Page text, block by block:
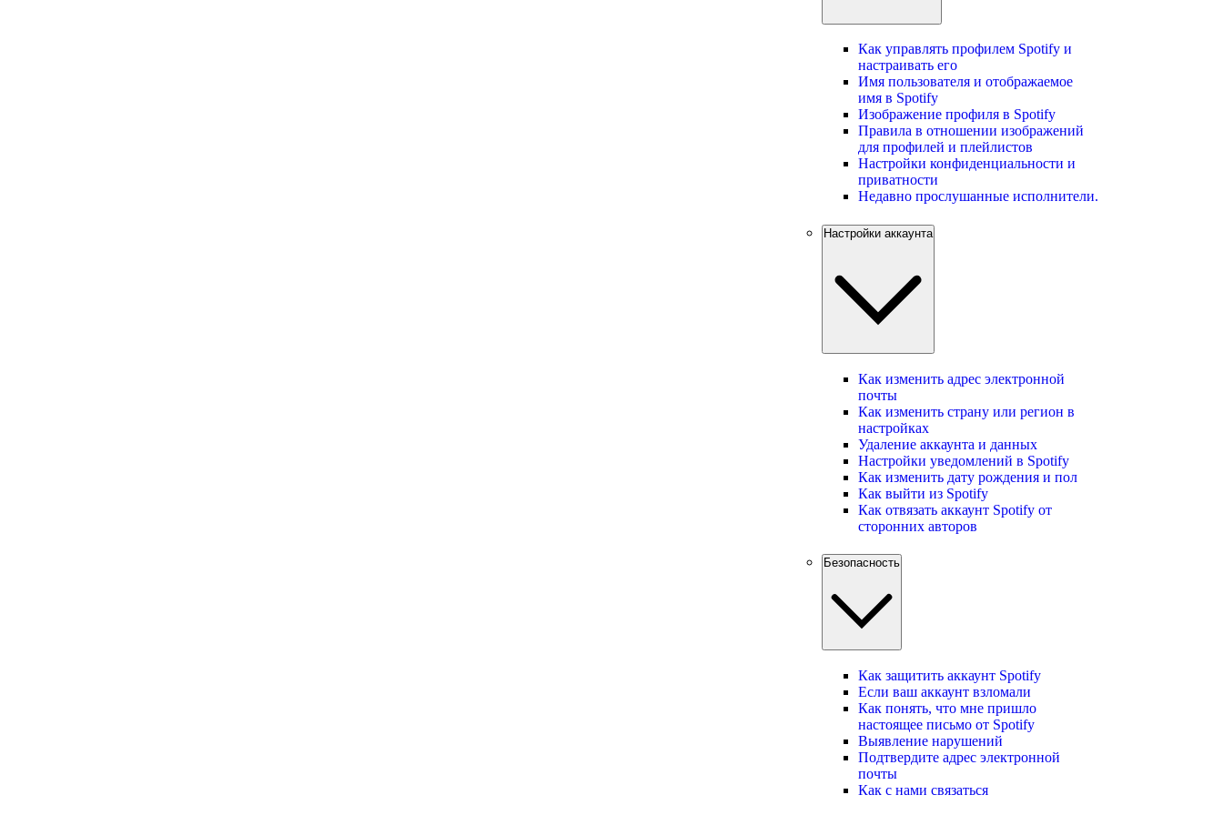
Как управлять профилем Spotify и
настраивать его
Имя пользователя и отображаемое
имя в Spotify
Изображение профиля в Spotify
Правила в отношении изображений
для профилей и плейлистов
Настройки конфиденциальности и
приватности
Недавно прослушанные исполнители.
Настройки аккаунта
Как изменить адрес электронной
почты
Как изменить страну или регион в
настройках
Удаление аккаунта и данных
Настройки уведомлений в Spotify
Как изменить дату рождения и пол
Как выйти из Spotify
Как отвязать аккаунт Spotify от
сторонних авторов
Безопасность
Как защитить аккаунт Spotify
Если ваш аккаунт взломали
Как понять, что мне пришло
настоящее письмо от Spotify
Выявление нарушений
Подтвердите адрес электронной
почты
Как с нами связаться